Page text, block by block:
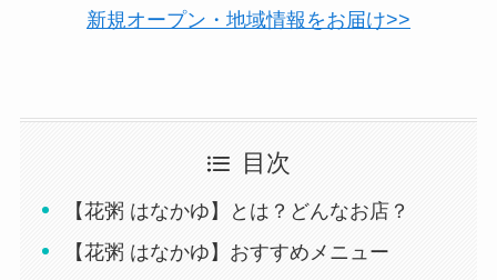
新規オープン・地域情報をお届け>>
目次
【花粥 はなかゆ】とは？どんなお店？
【花粥 はなかゆ】おすすめメニュー